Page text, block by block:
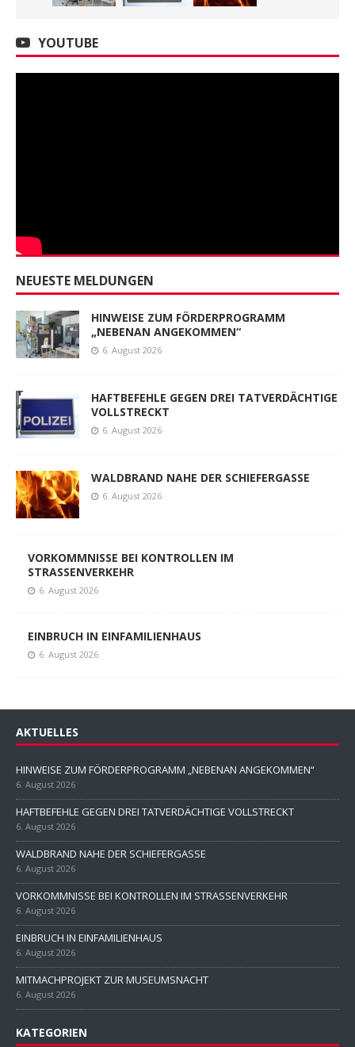
YOUTUBE
NEUESTE MELDUNGEN
HINWEISE ZUM FÖRDERPROGRAMM
„NEBENAN ANGEKOMMEN“
6. August 2026
HAFTBEFEHLE GEGEN DREI TATVERDÄCHTIGE
VOLLSTRECKT
6. August 2026
WALDBRAND NAHE DER SCHIEFERGASSE
6. August 2026
VORKOMMNISSE BEI KONTROLLEN IM
STRASSENVERKEHR
6. August 2026
EINBRUCH IN EINFAMILIENHAUS
6. August 2026
AKTUELLES
HINWEISE ZUM FÖRDERPROGRAMM „NEBENAN ANGEKOMMEN“
6. August 2026
HAFTBEFEHLE GEGEN DREI TATVERDÄCHTIGE VOLLSTRECKT
6. August 2026
WALDBRAND NAHE DER SCHIEFERGASSE
6. August 2026
VORKOMMNISSE BEI KONTROLLEN IM STRASSENVERKEHR
6. August 2026
EINBRUCH IN EINFAMILIENHAUS
6. August 2026
MITMACHPROJEKT ZUR MUSEUMSNACHT
6. August 2026
KATEGORIEN